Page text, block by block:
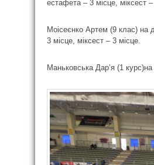
естафета – 3 місце, міксест –
Моісеєнко Артем (9 клас) на
3 місце, міксест – 3 місце.
Маньковська Дар’я (1